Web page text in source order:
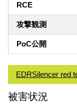
RCE
攻撃観測
PoC公開
EDRSilencer red
被害状況